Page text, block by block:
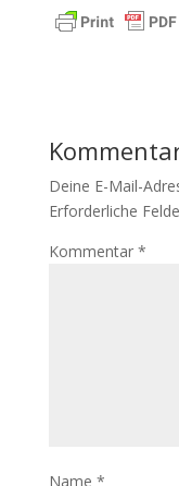
Deine E-Mail-
Erforderliche
Kommentar *
Name *